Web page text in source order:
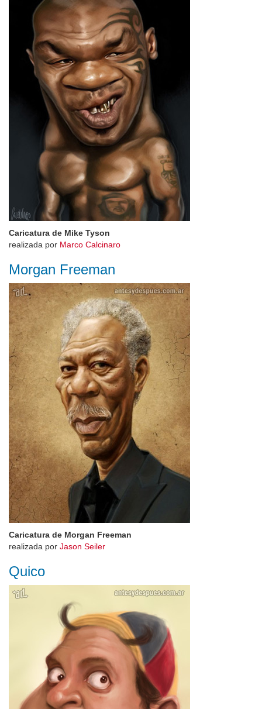
Caricatura de Mike Tyson
realizada por Marco Calcinaro
Morgan Freeman
Caricatura de Morgan Freeman
realizada por Jason Seiler
Quico